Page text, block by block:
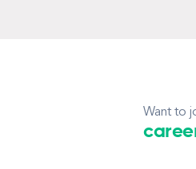
Want to